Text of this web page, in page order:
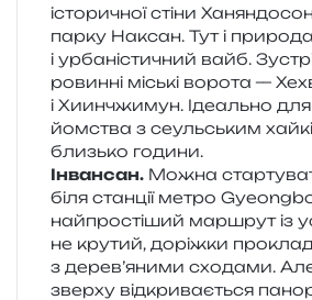
істо­ри­чної стіни
парку Наксан. Тут і при­ро­да,
і урба­ні­сти­чний вайб.
ро­вин­ні міські воро­та —
і Хиинчжимун. Ідеально
йом­ства з сеуль­ським
близь­ко години.
Інвансан. Можна
біля стан­ції метро
най­про­сті­ший мар­шрут із
не кру­тий, доріж­ки
з дерев’яними схо­да­ми.
звер­ху від­кри­ва­є­ться